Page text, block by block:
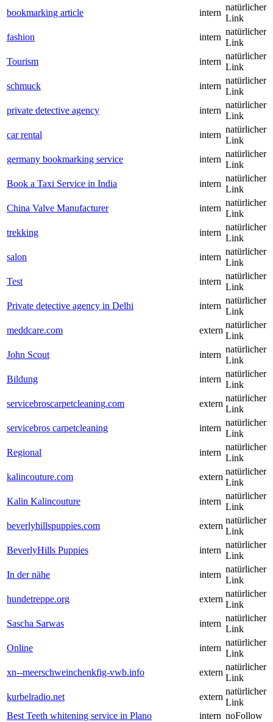
bookmarking article
intern
natürlicher
Link
fashion
intern
natürlicher
Link
Tourism
intern
natürlicher
Link
schmuck
intern
natürlicher
Link
private detective agency
intern
natürlicher
Link
car rental
intern
natürlicher
Link
germany bookmarking service
intern
natürlicher
Link
Book a Taxi Service in India
intern
natürlicher
Link
China Valve Manufacturer
intern
natürlicher
Link
trekking
intern
natürlicher
Link
salon
intern
natürlicher
Link
Test
intern
natürlicher
Link
Private detective agency in Delhi
intern
natürlicher
Link
meddcare.com
extern
natürlicher
Link
John Scout
intern
natürlicher
Link
Bildung
intern
natürlicher
Link
servicebroscarpetcleaning.com
extern
natürlicher
Link
servicebros carpetcleaning
intern
natürlicher
Link
Regional
intern
natürlicher
Link
kalincouture.com
extern
natürlicher
Link
Kalin Kalincouture
intern
natürlicher
Link
beverlyhillspuppies.com
extern
natürlicher
Link
BeverlyHills Puppies
intern
natürlicher
Link
In der nähe
intern
natürlicher
Link
hundetreppe.org
extern
natürlicher
Link
Sascha Sarwas
intern
natürlicher
Link
Online
intern
natürlicher
Link
xn--meerschweinchenkfig-vwb.info
extern
natürlicher
Link
kurbelradio.net
extern
natürlicher
Link
Best Teeth whitening service in Plano
intern noFollow